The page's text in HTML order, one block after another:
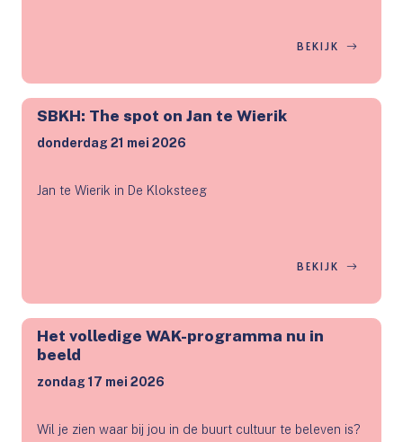
BEKIJK
SBKH: The spot on Jan te Wierik
donderdag 21 mei 2026
Jan te Wierik in De Kloksteeg
BEKIJK
Het volledige WAK-programma nu in
beeld
zondag 17 mei 2026
Wil je zien waar bij jou in de buurt cultuur te beleven is?